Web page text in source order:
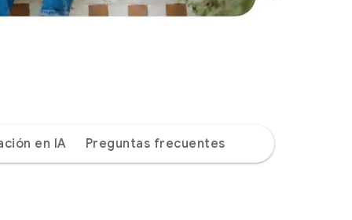
en IA Preguntas frecuentes